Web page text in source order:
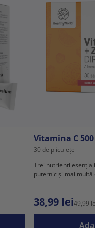
Vitamina C 500
30 de pliculețe
Trei nutrienți
puternic și mai multă
38,99 lei49,99